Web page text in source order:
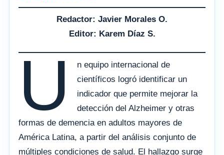
Redactor: Javier Morales O.
Editor: Karem Díaz S.
U
n equipo internacional de
científicos logró identificar un
indicador que permite mejorar la
detección del Alzheimer y otras
formas de demencia en adultos mayores de
América Latina, a partir del análisis conjunto de
múltiples condiciones de salud. El hallazgo surge